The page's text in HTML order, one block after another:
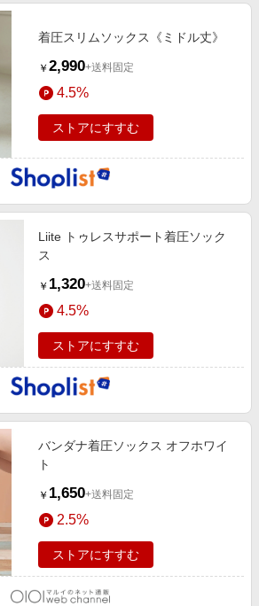
着圧スリムソックス《ミドル丈》
￥ 2,990+送料固定
4.5%
ストアにすすむ
Liite トゥレスサポート着圧ソック
ス
￥ 1,320+送料固定
4.5%
ストアにすすむ
バンダナ着圧ソックス オフホワイ
ト
￥ 1,650+送料固定
2.5%
ストアにすすむ